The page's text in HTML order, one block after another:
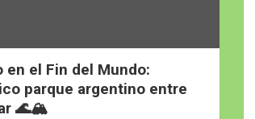
en el Fin del Mundo:
parque argentino entre
🌊🏔️